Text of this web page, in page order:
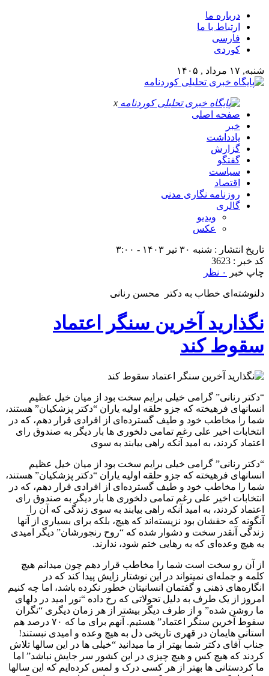
درباره ما
ارتباط با ما
فارسی
کوردی
شنبه, ۱۷ مرداد , ۱۴۰۵
x
صفحه اصلی
خبر
یادداشت
گزارش
گفتگو
سیاست
اقتصاد
روزنامه نگاری مدنی
گالری
ویدیو
عکس
تاریخ انتشار : شنبه ۳۰ تیر ۱۴۰۳ - ۳:۰۰
کد خبر : 3623
چاپ خبر
۰ نظر
دلنوشتەای خطاب به دکتر محسن رنانی
نگذارید آخرین سنگر اعتماد
سقوط کند
“دکتر رنانی” گرامی خیلی برایم سخت بود از میان خیل عظیم
انسانهای فرهیختە کە جزو حلقه اولیه یاران “دکتر پزشکیان” هستند،
شما را مخاطب خود و طیف گستردەای از افرادی قرار دهم، کە در
انتخابات اخیر علی رغم تمامی دلخوری ها بار دیگر به صندوق رای
اعتماد کردند، به امید آنکە راهی بیابند به سوی
“دکتر رنانی” گرامی خیلی برایم سخت بود از میان خیل عظیم
انسانهای فرهیختە کە جزو حلقه اولیه یاران “دکتر پزشکیان” هستند،
شما را مخاطب خود و طیف گستردەای از افرادی قرار دهم، کە در
انتخابات اخیر علی رغم تمامی دلخوری ها بار دیگر به صندوق رای
اعتماد کردند، به امید آنکە راهی بیابند به سوی زندگی کە آن را
آنگونە کە حقشان بود نزیستەاند کە هیچ، بلکە برای بسیاری از آنها
زندگی آنقدر سخت و دشوار شده کە “روح رنجورشان” دیگر امیدی
به هیچ وعدەای کە به رهایی ختم شود، ندارند.
از آن رو سخت است شما را مخاطب قرار دهم چون میدانم هیچ
کلمە و جملەای نمیتواند در این نوشتار زایش پیدا کند کە در
انگارەهای ذهنی و گفتمان انسانیتان خطور نکردە باشد، اما چە کنیم
امروز از یک طرف به دلیل تحولاتی که رخ داده “نور امید در دلهای
ما روشن شده” و از طرف دیگر بیشتر از هر زمان دیگری “نگران
سقوط آخرین سنگر اعتماد” هستیم. آنهم برای ما کە ۷۰ درصد هم
استانی هایمان در قهری تاریخی دل به هیچ وعدە و امیدی نبستند!
جناب آقای دکتر شما بهتر از ما میدانید “خیلی ها در این سالها تلاش
کردند کە هیچ کس و هیچ چیزی در این کشور سر جایش نباشد” اما
ما کردستانی ها بهتر از هر کسی درک و لمس کردەایم کە این سالها